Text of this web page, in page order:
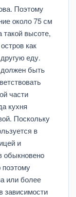
Поэтому
около 75 см
такой высоте,
как
еду.
должен быть
части
кухня
Поскольку
в
и
обыкновенo
или более
зависимости